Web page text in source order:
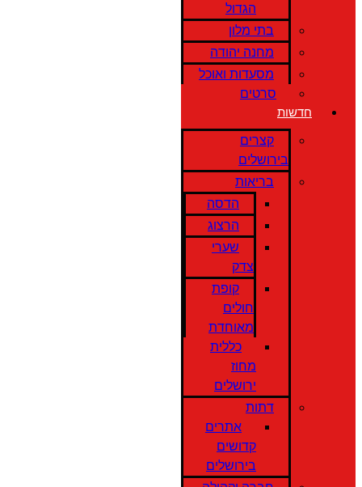
הגדול
בתי מלון
מחנה יהודה
מסעדות ואוכל
סרטים
חדשות
קצרים
בירושלים
בריאות
הדסה
הרצוג
שערי
צדק
קופת
חולים
מאוחדת
כללית
מחוז
ירושלים
דתות
אתרים
קדושים
בירושלים